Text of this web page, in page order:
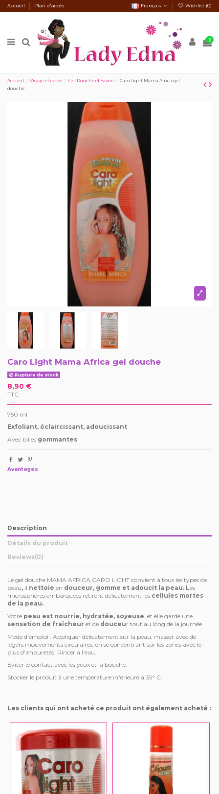
Accueil Plan d'accès Français Wishlist (0)
0
Accueil Visage et corps Gel Douche et Savon
Caro Light Mama Africa gel
douche
Caro Light Mama Africa gel douche
Rupture de stock
8,90 €
TTC
750 ml
Exfoliant, éclaircissant, adoucissant
Avec billes gommantes
Avantages
Description
Détails du produit
Reviews(0)
Le gel douche MAMA AFRICA CARO LIGHT convient à tous les types de
peau, il nettoie en douceur, gomme et adoucit la peau. Les
microsphères embarquées retirent délicatement les cellules mortes
de la peau.
Votre peau est nourrie, hydratée, soyeuse, et elle garde une
sensation de fraîcheur et de douceur tout au long de la journée.
Mode d'emploi : Appliquer délicatement sur la peau; masser avec de
légers mouvements circulaires, en se concentrant sur les zones avec le
plus d'impuretés. Rincer à l'eau.
Eviter le contact avec les yeux et la bouche.
Stocker le produit à une température inférieure à 35° C.
Les clients qui ont acheté ce produit ont également acheté :